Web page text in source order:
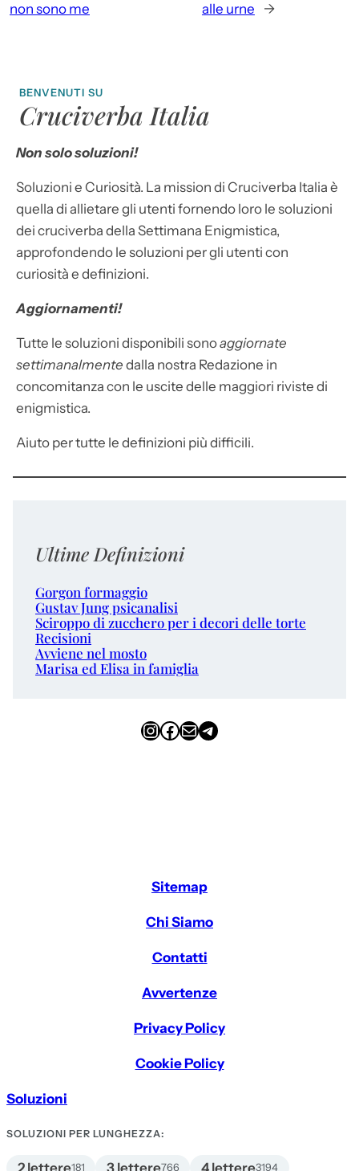
non sono me
alle urne
→
BENVENUTI SU
Cruciverba Italia
Non solo soluzioni!
Soluzioni e Curiosità. La mission di Cruciverba Italia è
quella di allietare gli utenti fornendo loro le soluzioni
dei cruciverba della Settimana Enigmistica,
approfondendo le soluzioni per gli utenti con
curiosità e definizioni.
Aggiornamenti!
Tutte le soluzioni disponibili sonoaggiornate
settimanalmente dalla nostra Redazione in
concomitanza con le uscite delle maggiori riviste di
enigmistica.
Aiuto per tutte le definizioni più difficili.
Ultime Definizioni
Gorgon formaggio
Gustav Jung psicanalisi
Sciroppo di zucchero per i decori delle torte
Recisioni
Avviene nel mosto
Marisa ed Elisa in famiglia
InstagramFacebook Email Telegram
Sitemap
Chi Siamo
Contatti
Avvertenze
Privacy Policy
Cookie Policy
Soluzioni
SOLUZIONI PER LUNGHEZZA:
181 766 3194